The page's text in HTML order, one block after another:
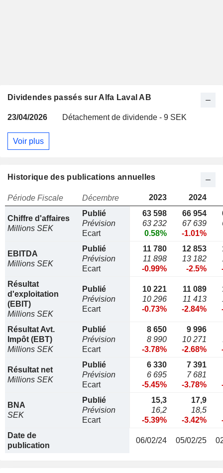
Dividendes passés sur Alfa Laval AB
23/04/2026 Détachement de dividende - 9 SEK
Voir plus
Historique des publications annuelles
Période Fiscale Décembre 2023 2024
Chiffre d'affaires
Millions SEK
Publié
Prévision
Ecart
63 598
63 232
0.58%
66 954
67 639
-1.01%
EBITDA
Millions SEK
Publié
Prévision
Ecart
11 780
11 898
-0.99%
12 853
13 182
-2.5%
Résultat
d'exploitation
(EBIT)
Millions SEK
Publié
Prévision
Ecart
10 221
10 296
-0.73%
11 089
11 413
-2.84%
Résultat Avt.
Impôt (EBT)
Millions SEK
Publié
Prévision
Ecart
8 650
8 990
-3.78%
9 996
10 271
-2.68%
Résultat net
Millions SEK
Publié
Prévision
Ecart
6 330
6 695
-5.45%
7 391
7 681
-3.78%
BNA
SEK
Publié
Prévision
Ecart
15,3
16,2
-5.39%
17,9
18,5
-3.42%
Date de
publication
06/02/24 05/02/25